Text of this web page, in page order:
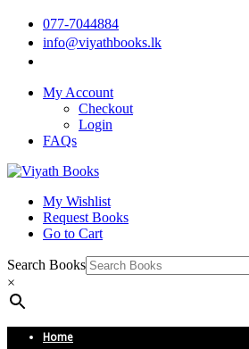
077-7044884
info@viyathbooks.lk
My Account
Checkout
Login
FAQs
My Wishlist
Request Books
Go to Cart
Search Books
×
Home